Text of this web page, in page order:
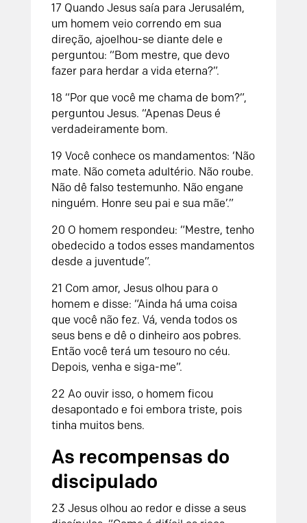
17 Quando Jesus saía para Jerusalém,
um homem veio correndo em sua
direção, ajoelhou-se diante dele e
perguntou: “Bom mestre, que devo
fazer para herdar a vida eterna?”.
18 “Por que você me chama de bom?”,
perguntou Jesus. “Apenas Deus é
verdadeiramente bom.
19 Você conhece os mandamentos: ‘Não
mate. Não cometa adultério. Não roube.
Não dê falso testemunho. Não engane
ninguém. Honre seu pai e sua mãe’.”
20 O homem respondeu: “Mestre, tenho
obedecido a todos esses mandamentos
desde a juventude”.
21 Com amor, Jesus olhou para o
homem e disse: “Ainda há uma coisa
que você não fez. Vá, venda todos os
seus bens e dê o dinheiro aos pobres.
Então você terá um tesouro no céu.
Depois, venha e siga-me”.
22 Ao ouvir isso, o homem ficou
desapontado e foi embora triste, pois
tinha muitos bens.
As recompensas do
discipulado
23 Jesus olhou ao redor e disse a seus